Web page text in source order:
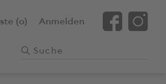
(0) Anmelden